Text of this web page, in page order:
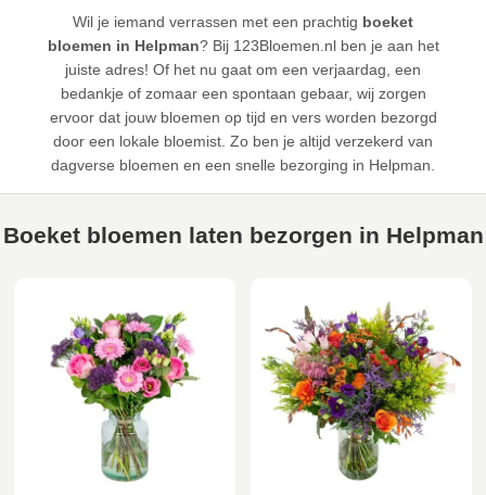
Wil je iemand verrassen met een prachtig boeket
bloemen in Helpman? Bij 123Bloemen.nl ben je aan het
juiste adres! Of het nu gaat om een verjaardag, een
bedankje of zomaar een spontaan gebaar, wij zorgen
ervoor dat jouw bloemen op tijd en vers worden bezorgd
door een lokale bloemist. Zo ben je altijd verzekerd van
dagverse bloemen en een snelle bezorging in Helpman.
Boeket bloemen laten bezorgen in Helpman